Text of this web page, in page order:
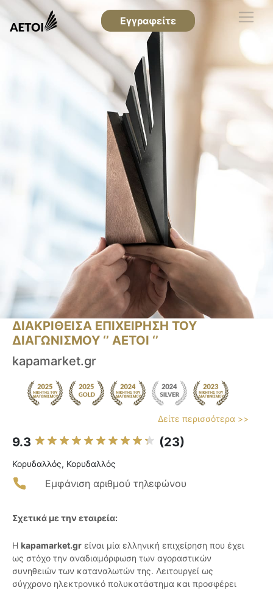
Εγγραφείτε
ΔΙΑΚΡΙΘΕΙΣΑ ΕΠΙΧΕΙΡΗΣΗ ΤΟΥ
ΔΙΑΓΩΝΙΣΜΟΥ ‘’ ΑΕΤΟΙ ‘’
kapamarket.gr
Δείτε περισσότερα >>
9.3 (23)
Κορυδαλλός, Κορυδαλλός
Εμφάνιση αριθμού τηλεφώνου
Σχετικά με την εταιρεία:
Η kapamarket.gr είναι μία ελληνική επιχείρηση που έχει
ως στόχο την αναδιαμόρφωση των αγοραστικών
συνηθειών των καταναλωτών της. Λειτουργεί ως
σύγχρονο ηλεκτρονικό πολυκατάστημα και προσφέρει